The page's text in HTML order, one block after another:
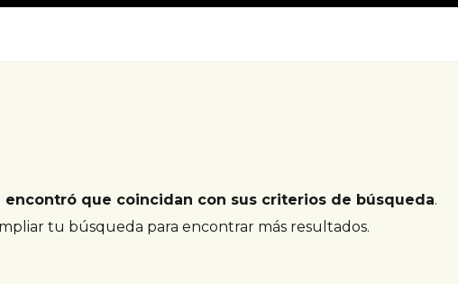
encontró que coincidan con sus criterios de búsqueda.
tu búsqueda para encontrar más resultados.